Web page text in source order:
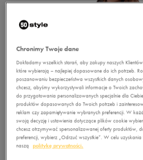
Chronimy Twoje dane
Dokładamy wszelkich starań, aby zakupy naszych
które wybierają – najlepiej dopasowane do ich potrzeb.
poszanowaniu bezpieczeństwa wszystkich danych
chcesz, abyśmy wykorzystywali informacje o Twoich
do przygotowania personalizowanych specjalnie dla
produktów dopasowanych do Twoich potrzeb i
reklam czy zapamiętywanie wybranych preferencji. W
swoją decyzję i ustawienia dotyczące plików cookie
chcesz otrzymywać spersonalizowanej oferty produktów,
preferencji, wybierz „Odrzuć wszystkie”. W celu
naszą
politykę prywatności.